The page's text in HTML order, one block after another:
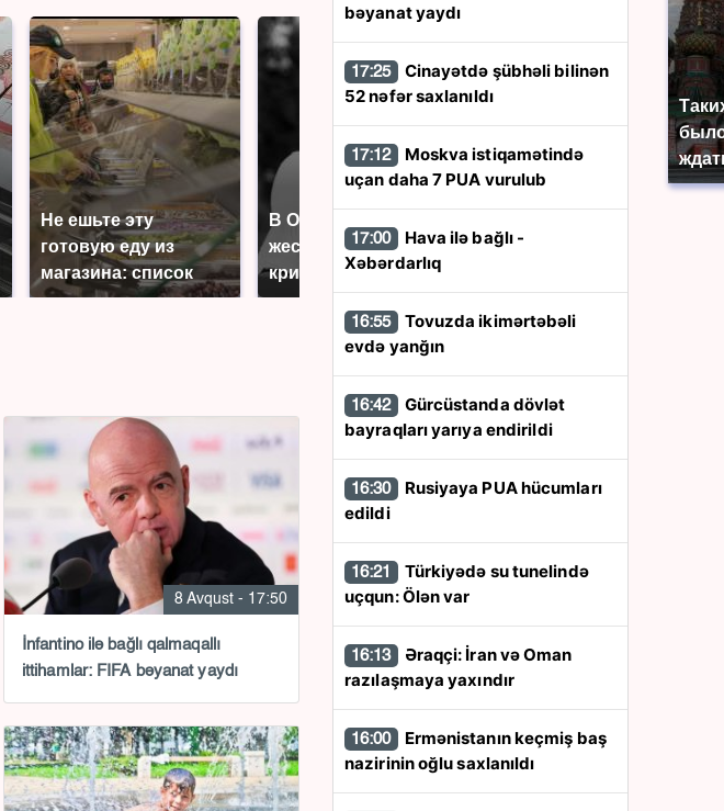
было
Не ешьте эту
готовую еду из
магазина: список
В ОАЭ произошло
жестокое убийство
криптомиллионера
Все новости по
падению вертолета на
8 Avqust - 17:50
İnfantino ilə bağlı qalmaqallı
ittihamlar: FIFA bəyanat yaydı
bəyanat yaydı
17:25
52 nəfər saxlanıldı
17:12
uçan daha 7 PUA vurulub
17:00
Xəbərdarlıq
16:55
evdə yanğın
16:42
bayraqları yarıya endirildi
16:30
edildi
16:21
uçqun: Ölən var
16:13
razılaşmaya yaxındır
16:00
nazirinin oğlu saxlanıldı